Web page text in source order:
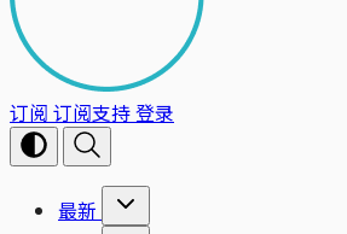
订阅 订阅支持登录
最新